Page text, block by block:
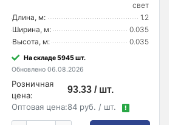
свет
Длина, м:
1.2
Ширина, м:
0.035
Высота, м:
0.035
На складе 5945 шт.
Обновлено 06.08.2026
Розничная
цена:
93.33 / шт.
Оптовая цена:84 руб. / шт. !